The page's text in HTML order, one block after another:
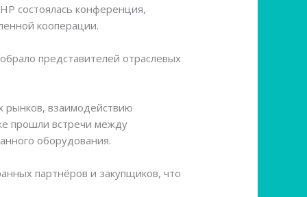
состоялась конференция,
кооперации.
представителей отраслевых
рынков, взаимодействию
прошли встречи между
оборудования.
партнёров и закупщиков, что